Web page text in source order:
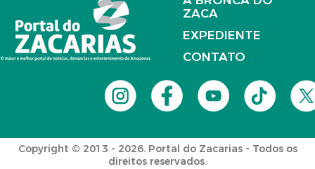
ZACA
EXPEDIENTE
CONTATO
Copyright © 2013 - 2026. Portal do Zacarias - Todos os
direitos reservados.